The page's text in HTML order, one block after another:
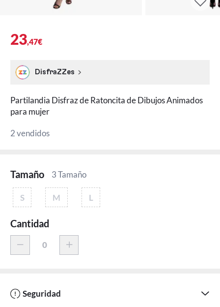
23,47€
DisfraZZes
Partilandia Disfraz de Ratoncita de Dibujos Animados
para mujer
2 vendidos
Tamaño 3 Tamaño
S M L
Cantidad
Seguridad